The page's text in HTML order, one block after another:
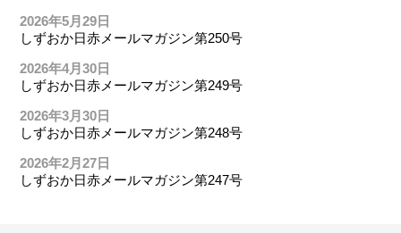
2026年5月29日
しずおか日赤メールマガジン第250号
2026年4月30日
しずおか日赤メールマガジン第249号
2026年3月30日
しずおか日赤メールマガジン第248号
2026年2月27日
しずおか日赤メールマガジン第247号